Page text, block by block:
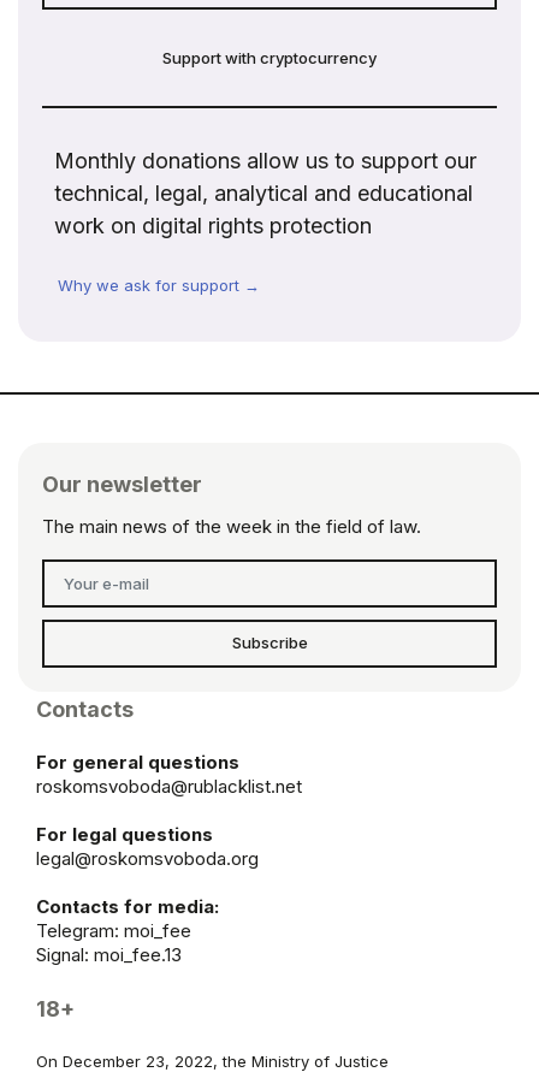
Support with cryptocurrency
Monthly donations allow us to support our
technical, legal, analytical and educational
work on digital rights protection
Why we ask for support →
Our newsletter
The main news of the week in the field of law.
Subscribe
Contacts
For general questions
roskomsvoboda@rublacklist.net
For legal questions
legal@roskomsvoboda.org
Contacts for media:
Telegram: moi_fee
Signal: moi_fee.13
18+
On December 23, 2022, the Ministry of Justice